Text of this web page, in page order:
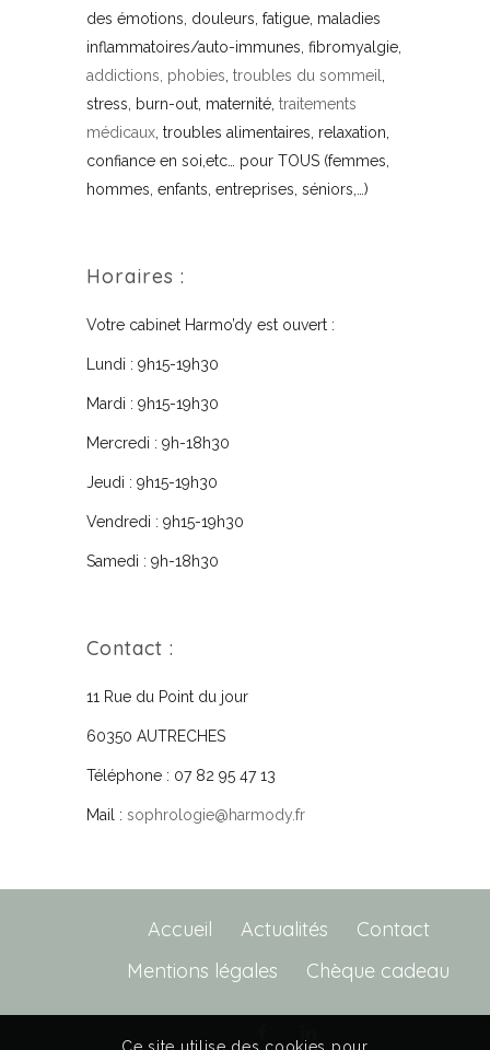
des émotions, douleurs, fatigue, maladies
inflammatoires/auto-immunes, fibromyalgie,
addictions, phobies troubles du sommeil
stress, burn-out, maternité, traitements
médicaux , troubles alimentaires, relaxation,
confiance en soi,etc… pour TOUS (femmes,
hommes, enfants, entreprises, séniors,…)
Horaires :
Votre cabinet Harmo’dy est ouvert :
Lundi : 9h15-19h30
Mardi : 9h15-19h30
Mercredi : 9h-18h30
Jeudi : 9h15-19h30
Vendredi : 9h15-19h30
Samedi : 9h-18h30
Contact :
11 Rue du Point du jour
60350 AUTRECHES
Téléphone : 07 82 95 47 13
Mail : sophrologie@harmody.fr
Accueil Actualités
Contact
Mentions légales
Chèque cadeau
Ce site utilise des cookies pour